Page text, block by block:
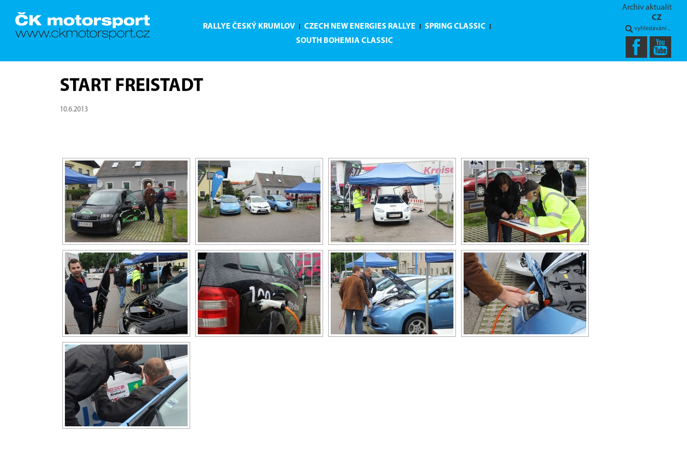
RALLYE ČESKÝ KRUMLOV CZECH NEW ENERGIES RALLYE
SPRING CLASSIC
SOUTH BOHEMIA CLASSIC
Archiv aktualit
CZ
START FREISTADT
10.6.2013